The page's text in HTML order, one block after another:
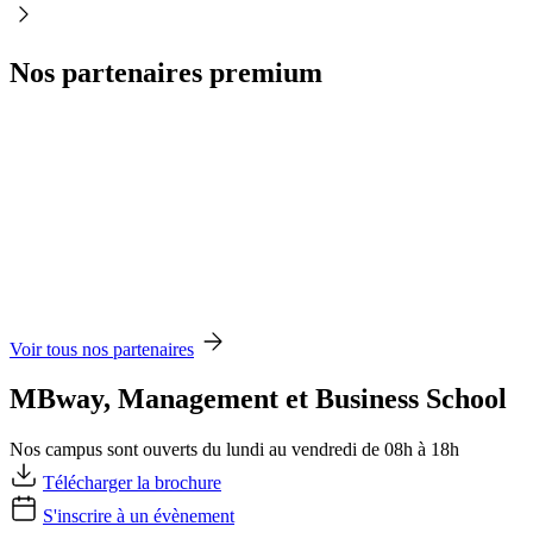
Nos partenaires premium
Voir tous nos partenaires
MBway, Management et Business School
Nos campus sont ouverts du lundi au vendredi de 08h à 18h
Télécharger la brochure
S'inscrire à un évènement